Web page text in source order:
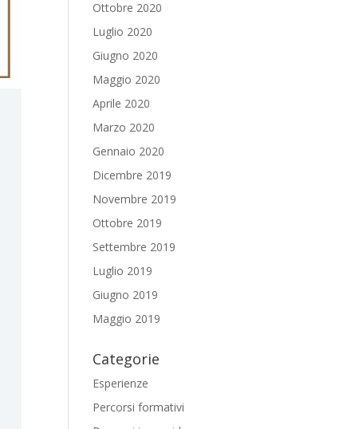
Ottobre 2020
Luglio 2020
Giugno 2020
Maggio 2020
Aprile 2020
Marzo 2020
Gennaio 2020
Dicembre 2019
Novembre 2019
Ottobre 2019
Settembre 2019
Luglio 2019
Giugno 2019
Maggio 2019
Categorie
Esperienze
Percorsi formativi